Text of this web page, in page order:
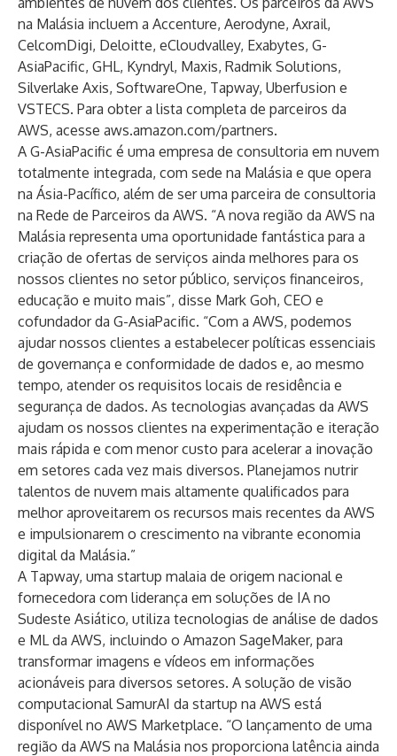
na Malásia incluem a Accenture, Aerodyne, Axrail,
CelcomDigi, Deloitte, eCloudvalley, Exabytes, G-
AsiaPacific, GHL, Kyndryl, Maxis, Radmik Solutions,
Silverlake Axis, SoftwareOne, Tapway, Uberfusion e
VSTECS. Para obter a lista completa de parceiros da
AWS, acesse aws.amazon.com/partners.
A G-AsiaPacific é uma empresa de consultoria em nuvem
totalmente integrada, com sede na Malásia e que opera
na Ásia-Pacífico, além de ser uma parceira de consultoria
na Rede de Parceiros da AWS. “A nova região da AWS na
Malásia representa uma oportunidade fantástica para a
criação de ofertas de serviços ainda melhores para os
nossos clientes no setor público, serviços financeiros,
educação e muito mais”, disse Mark Goh, CEO e
cofundador da G-AsiaPacific. “Com a AWS, podemos
ajudar nossos clientes a estabelecer políticas essenciais
de governança e conformidade de dados e, ao mesmo
tempo, atender os requisitos locais de residência e
segurança de dados. As tecnologias avançadas da AWS
ajudam os nossos clientes na experimentação e iteração
mais rápida e com menor custo para acelerar a inovação
em setores cada vez mais diversos. Planejamos nutrir
talentos de nuvem mais altamente qualificados para
melhor aproveitarem os recursos mais recentes da AWS
e impulsionarem o crescimento na vibrante economia
digital da Malásia.”
A Tapway, uma startup malaia de origem nacional e
fornecedora com liderança em soluções de IA no
Sudeste Asiático, utiliza tecnologias de análise de dados
e ML da AWS, incluindo o Amazon SageMaker, para
transformar imagens e vídeos em informações
acionáveis ​​para diversos setores. A solução de visão
computacional SamurAI da startup na AWS está
disponível no AWS Marketplace. “O lançamento de uma
região da AWS na Malásia nos proporciona latência ainda